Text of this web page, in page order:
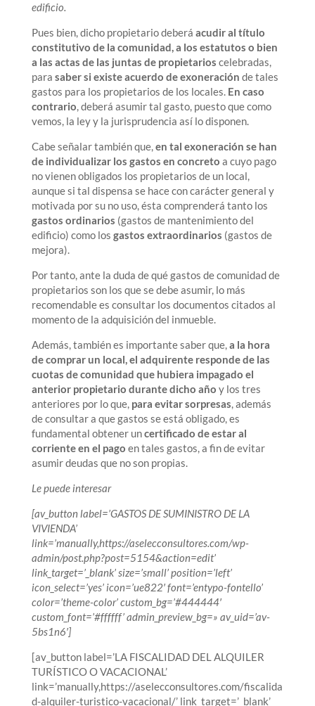
edificio.
Pues bien, dicho propietario deberá acudir al título
constitutivo de la comunidad, a los estatutos o bien
a las actas de las juntas de propietarios celebradas,
para saber si existe acuerdo de exoneración de tales
gastos para los propietarios de los locales. En caso
contrario, deberá asumir tal gasto, puesto que como
vemos, la ley y la jurisprudencia así lo disponen.
Cabe señalar también que,en tal exoneración se han
de individualizar los gastos en concreto a cuyo pago
no vienen obligados los propietarios de un local,
aunque si tal dispensa se hace con carácter general y
motivada por su no uso, ésta comprenderá tanto los
gastos ordinarios (gastos de mantenimiento del
edificio) como los gastos extraordinarios (gastos de
mejora).
Por tanto, ante la duda de qué gastos de comunidad de
propietarios son los que se debe asumir, lo más
recomendable es consultar los documentos citados al
momento de la adquisición del inmueble.
Además, también es importante saber que,a la hora
de comprar un local,el adquirente responde de las
cuotas de comunidad que hubiera impagado el
anterior propietario durante dicho año y los tres
anteriores por lo que, para evitar sorpresas, además
de consultar a que gastos se está obligado, es
fundamental obtener uncertificado de estar al
corriente en el pago en tales gastos, a fin de evitar
asumir deudas que no son propias.
Le puede interesar
[av_button label=’GASTOS DE SUMINISTRO DE LA
VIVIENDA’
link=’manually,https://aselecconsultores.com/wp-
admin/post.php?post=5154&action=edit’
link_target=’_blank’ size=’small’ position=’left’
icon_select=’yes’ icon=’ue822′ font=’entypo-fontello’
color=’theme-color’ custom_bg=’#444444′
custom_font=’#ffffff’ admin_preview_bg=» av_uid=’av-
5bs1n6′]
[av_button label=’LA FISCALIDAD DEL ALQUILER
TURÍSTICO O VACACIONAL’
link=’manually,https://aselecconsultores.com/fiscalida
d-alquiler-turistico-vacacional/’ link_target=’_blank’